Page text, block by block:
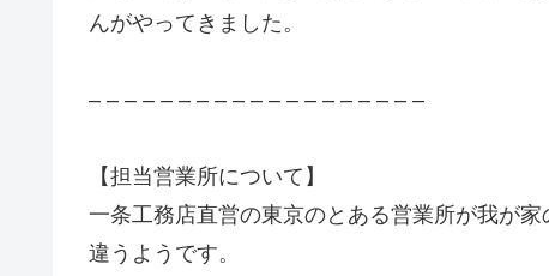
んがやってきました。
– – – – – – – – – – – – – – – – – – –
【担当営業所について】
一条工務店直営の東京のとある営業所が我が
違うようです。